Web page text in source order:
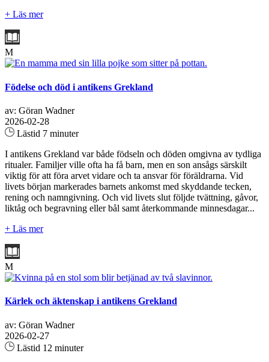
+ Läs mer
M
Födelse och död i antikens Grekland
av: Göran Wadner
2026-02-28
Lästid 7 minuter
I antikens Grekland var både födseln och döden omgivna av tydliga
ritualer. Familjer ville ofta ha få barn, men en son ansågs särskilt
viktig för att föra arvet vidare och ta ansvar för föräldrarna. Vid
livets början markerades barnets ankomst med skyddande tecken,
rening och namngivning. Och vid livets slut följde tvättning, gåvor,
liktåg och begravning eller bål samt återkommande minnesdagar...
+ Läs mer
M
Kärlek och äktenskap i antikens Grekland
av: Göran Wadner
2026-02-27
Lästid 12 minuter